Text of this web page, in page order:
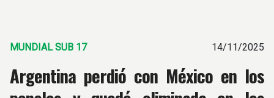
MUNDIAL SUB 17 14/11/2025
Argentina perdió con México en los